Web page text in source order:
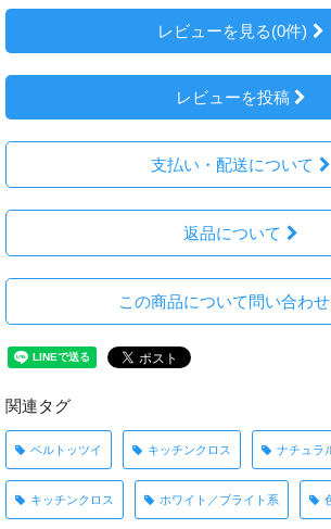
レビューを見る(0件)
レビューを投稿
支払い・配送について
返品について
この商品について問い合わ
関連タグ
ベルトッツイ キッチンクロス ナチュラ
キッチンクロス ホワイト／ブライト系